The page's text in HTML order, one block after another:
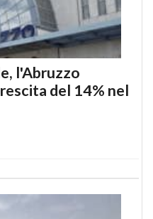
l'Abruzzo
del 14% nel